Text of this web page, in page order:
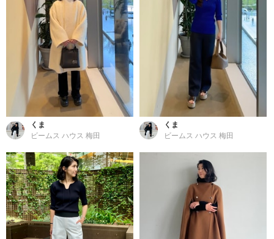
くま
ビームス ハウス 梅田
くま
ビームス ハウス 梅田